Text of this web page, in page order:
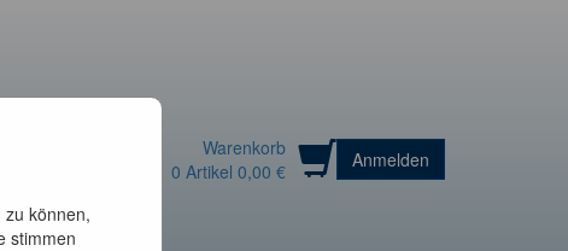
können,
stimmen
Warenkorb
0 Artikel 0,00 €
Anmelden